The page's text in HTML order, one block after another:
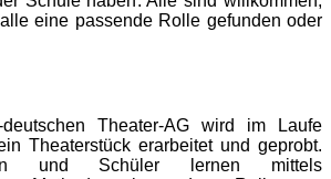
eine passende Rolle gefunden oder
deutschen Theater-AG wird im Laufe
Theaterstück erarbeitet und geprobt.
und Schüler lernen mittels